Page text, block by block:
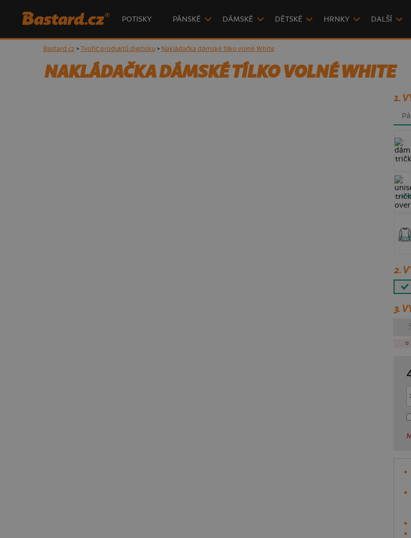
POTISKY PÁNSKÉ DÁMSKÉ DĚTSKÉ HRNKY DALŠÍ
Bastard.cz> Tvořič produktů digitisku> Nakládačka dámské tílko volné White
NAKLÁDAČKA DÁMSKÉ TÍLKO VOLNÉ WHITE
1.
nové
nové
2.
3.
0